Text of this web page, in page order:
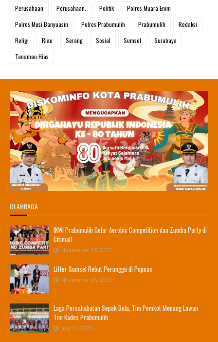
Perusahaan
Perusahaan. Politik
Polres Muara Enim
Polres Musi Banyuasin
Polres Prabumulih Prabumulih
Redaksi
Religi
Riau Serang Sosial Sumsel
Surabaya
Tanaman Hias
OLAHRAGA
IKWI Prabumulih Gelar Aerobic Competition dan Zumba Party di
Citimall
November 07, 2025
Lifter Sumsel Rebut Perunggu di Popnas
November 05, 2025
Laga Persahabatan Sepak Bola, Tim Pemkot Menang Lawan
Tim Kades Prabumulih
July 13, 2025